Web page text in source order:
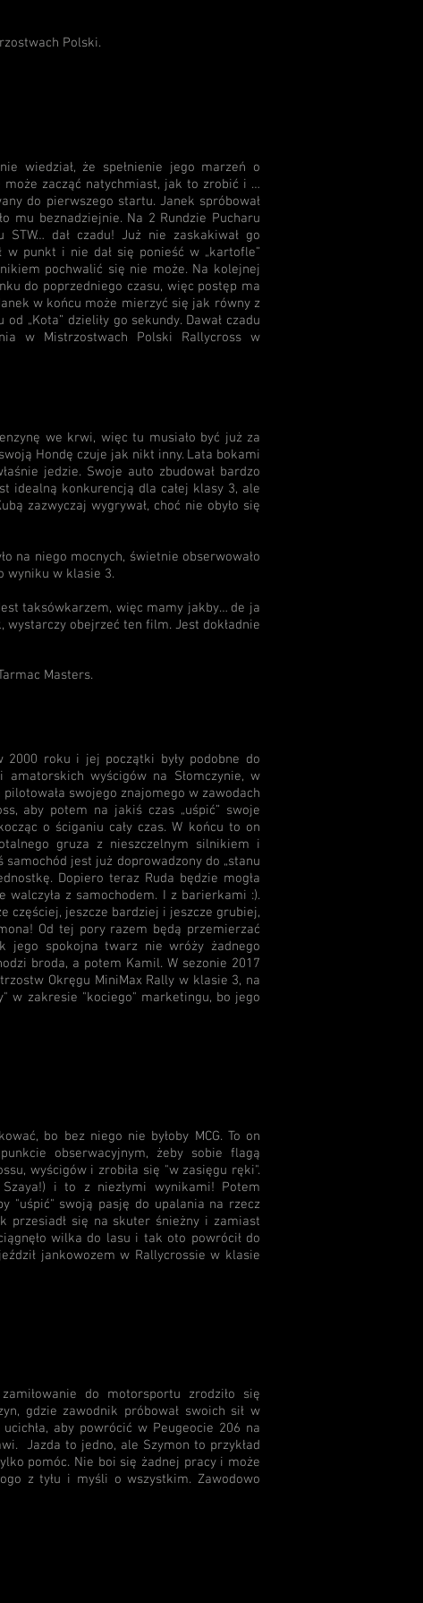
Polski.
wiedział, że spełnienie jego marzeń o
może zacząć natychmiast, jak to zrobić i …
do pierwszego startu. Janek spróbował
mu beznadziejnie. Na 2 Rundzie Pucharu
dał czadu! Już nie zaskakiwał go
w punkt i nie dał się ponieść w „kartofle”
pochwalić się nie może. Na kolejnej
do poprzedniego czasu, więc postęp ma
w końcu może mierzyć się jak równy z
„Kota” dzieliły go sekundy. Dawał czadu
w Mistrzostwach Polski Rallycross w
we krwi, więc tu musiało być już za
Hondę czuje jak nikt inny. Lata bokami
jedzie. Swoje auto zbudował bardzo
idealną konkurencją dla całej klasy 3, ale
zazwyczaj wygrywał, choć nie obyło się
na niego mocnych, świetnie obserwowało
wyniku w klasie 3.
taksówkarzem, więc mamy jakby… de ja
wystarczy obejrzeć ten film. Jest dokładnie
Masters.
2000 roku i jej początki były podobne do
amatorskich wyścigów na Słomczynie, w
swojego znajomego w zawodach
aby potem na jakiś czas „uśpić” swoje
o ściganiu cały czas. W końcu to on
gruza z nieszczelnym silnikiem i
samochód jest już doprowadzony do „stanu
Dopiero teraz Ruda będzie mogła
walczyła z samochodem. I z barierkami :).
częściej, jeszcze bardziej i jeszcze grubiej,
Od tej pory razem będą przemierzać
jego spokojna twarz nie wróży żadnego
broda, a potem Kamil. W sezonie 2017
Okręgu MiniMax Rally w klasie 3, na
w zakresie "kociego" marketingu, bo jego
bo bez niego nie byłoby MCG. To on
obserwacyjnym, żeby sobie flagą
wyścigów i zrobiła się "w zasięgu ręki".
i to z niezłymi wynikami! Potem
"uśpić" swoją pasję do upalania na rzecz
przesiadł się na skuter śnieżny i zamiast
wilka do lasu i tak oto powrócił do
jankowozem w Rallycrossie w klasie
do motorsportu zrodziło się
gdzie zawodnik próbował swoich sił w
aby powrócić w Peugeocie 206 na
Jazda to jedno, ale Szymon to przykład
pomóc. Nie boi się żadnej pracy i może
z tyłu i myśli o wszystkim. Zawodowo